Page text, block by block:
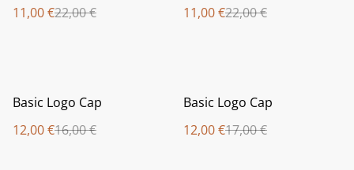
11,00 €22,00 € 11,00 €22,00 €
%
Basic Logo Cap
12,00 €16,00 €
%
Basic Logo Cap
12,00 €17,00 €